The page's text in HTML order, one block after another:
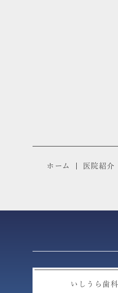
ホーム 医院紹介
いしうら歯